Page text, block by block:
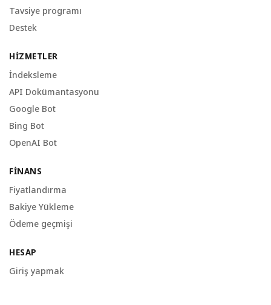
Tavsiye programı
Destek
HIZMETLER
İndeksleme
API Dokümantasyonu
Google Bot
Bing Bot
OpenAI Bot
FINANS
Fiyatlandırma
Bakiye Yükleme
Ödeme geçmişi
HESAP
Giriş yapmak